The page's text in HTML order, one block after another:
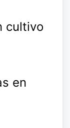
cultivo
en